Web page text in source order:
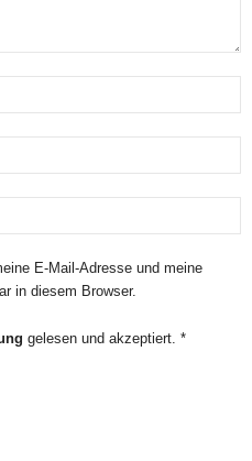
E-Mail-Adresse und meine
in diesem Browser.
gelesen und akzeptiert. *